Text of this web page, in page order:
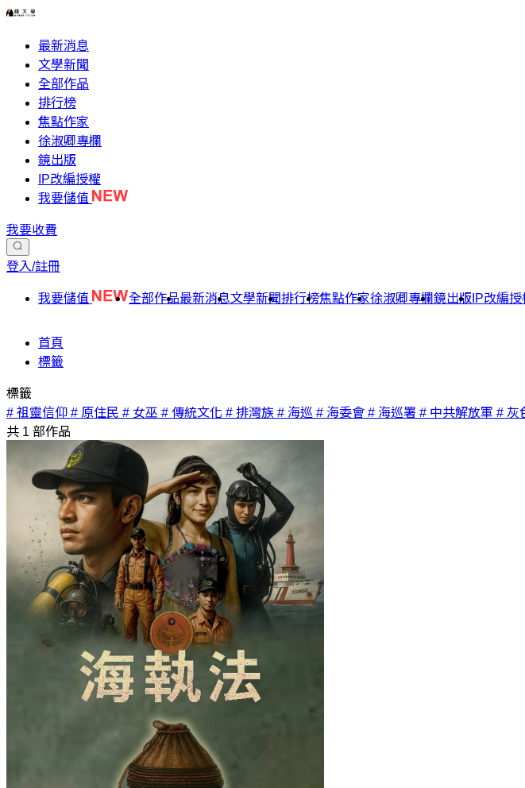
最新消息
文學新聞
全部作品
排行榜
焦點作家
徐淑卿專欄
鏡出版
IP改編授權
我要儲值
我要收費
登入/註冊
我要儲值 全部作品最新消息文學新聞排行榜焦點作家徐淑卿專欄鏡出版 IP改編
首頁
標籤
標籤
# 祖靈信仰 # 原住民 # 女巫 # 傳統文化 # 排灣族 # 海巡 # 海委會 # 海巡署 # 中共解放軍 # 灰
共 1 部作品